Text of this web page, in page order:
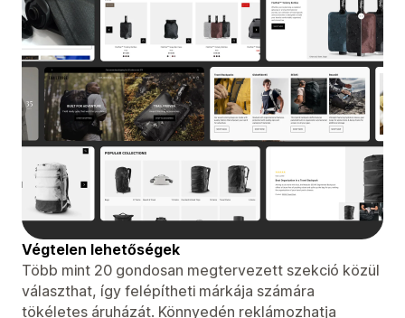
Végtelen lehetőségek
Több mint 20 gondosan megtervezett szekció közül
választhat, így felépítheti márkája számára
tökéletes áruházát. Könnyedén reklámozhatja